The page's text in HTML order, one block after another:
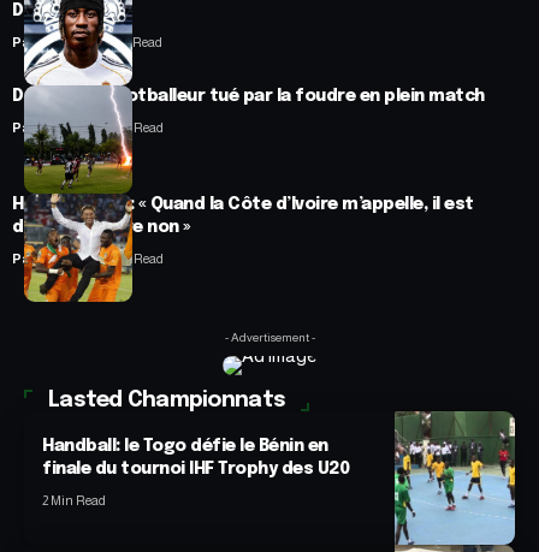
Diomandé
Panafrofoot1 Min Read
Drame : un footballeur tué par la foudre en plein match
Panafrofoot2 Min Read
Hervé Renard : « Quand la Côte d’Ivoire m’appelle, il est
difficile de dire non »
Panafrofoot2 Min Read
- Advertisement -
Lasted Championnats
Handball: le Togo défie le Bénin en
finale du tournoi IHF Trophy des U20
2 Min Read